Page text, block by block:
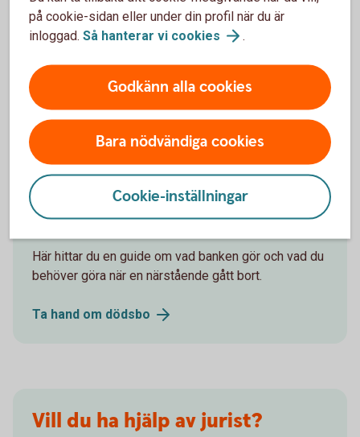
Här hittar du blanketter för
fullmakter
Fullmakterdödsbo
När en närstående gått bort
Här hittar du en guide om vad banken gör och vad du
behöver göra när en närstående gått bort.
Ta hand om dödsbo
Vill du ha hjälp av jurist?
på cookie-sidan eller under din profil när du är
inloggad. Så hanterar vi cookies .
Godkänn alla cookies
Bara nödvändiga cookies
Cookie-inställningar